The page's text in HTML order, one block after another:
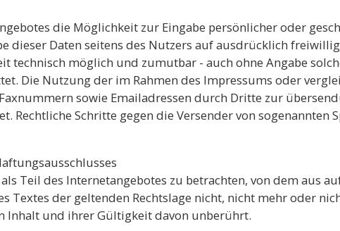
die Möglichkeit zur Eingabe persönlicher oder
dieser Daten seitens des Nutzers auf ausdrücklich
technisch möglich und zumutbar - auch ohne Angabe
Die Nutzung der im Rahmen des Impressums oder
sowie Emailadressen durch Dritte zur
Rechtliche Schritte gegen die Versender von sogenannten
Teil des Internetangebotes zu betrachten, von dem aus
Textes der geltenden Rechtslage nicht, nicht mehr oder
Inhalt und ihrer Gültigkeit davon unberührt.